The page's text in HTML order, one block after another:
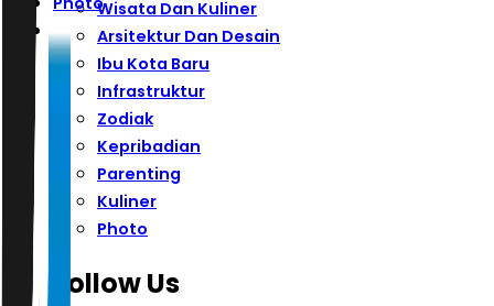
Wisata Dan Kuliner
Arsitektur Dan Desain
Ibu Kota Baru
Infrastruktur
Zodiak
Kepribadian
Parenting
Kuliner
Photo
Follow Us